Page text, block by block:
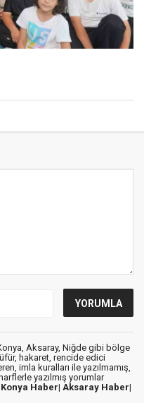
Aksaray, Niğde gibi bölge
hakaret, rencide edici
imla kuralları ile yazılmamış,
yazılmış yorumlar
Konya Haber| Aksaray Haber|